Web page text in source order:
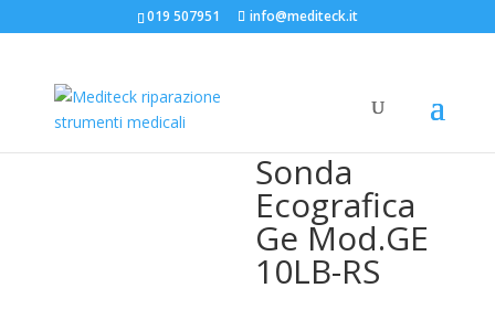
019 507951 info@mediteck.it
General Electric/ Sonda Ecografica Ge Mod.GE 10LB-
RS
Sonda
Ecografica
Ge Mod.GE
10LB-RS